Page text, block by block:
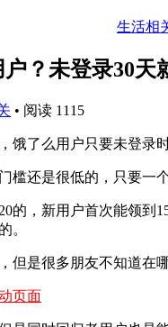
生活相
？未登录30天
• 阅读 1115
饿了么用户只要未登录
槛还是很低的，只要一
的，新用户首次能领到
。
但是很多朋友不知道在
页面